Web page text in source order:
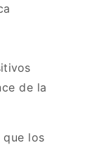
de la
que los